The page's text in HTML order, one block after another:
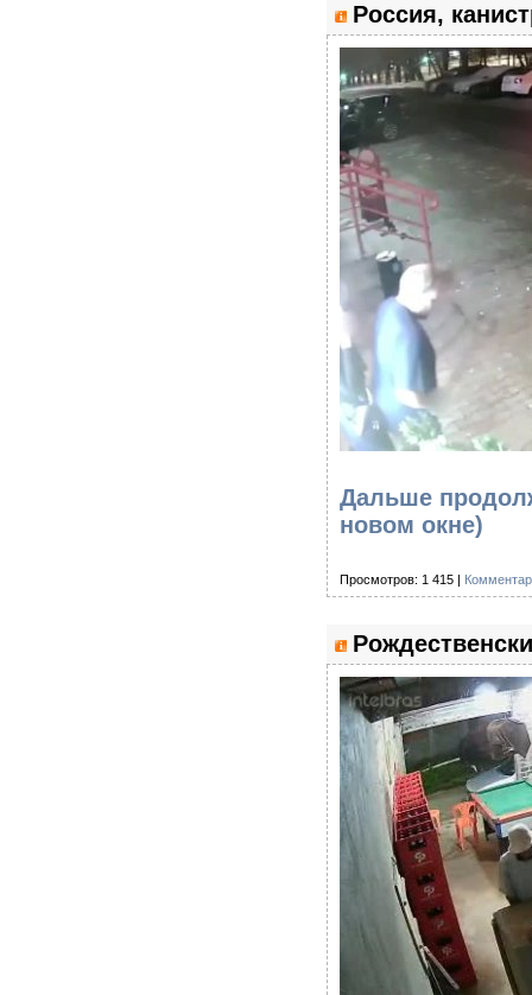
Россия,
Дальше
новом окне)
Просмотров: 1 415 |